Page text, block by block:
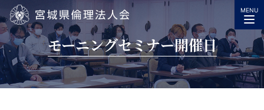
宮城県倫理法人会
MENU
モーニングセミナー開催日